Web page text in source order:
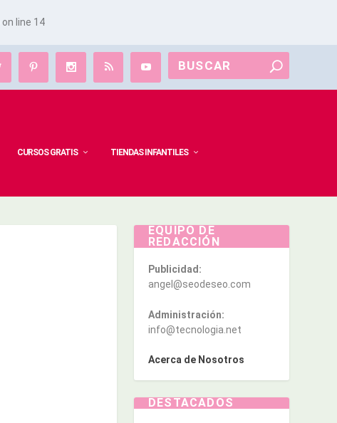
on line 14
CURSOS GRATIS TIENDAS INFANTILES
EQUIPO DE
REDACCIÓN
Publicidad:
angel@seodeseo.com
Administración:
info@tecnologia.net
Acerca de Nosotros
DESTACADOS